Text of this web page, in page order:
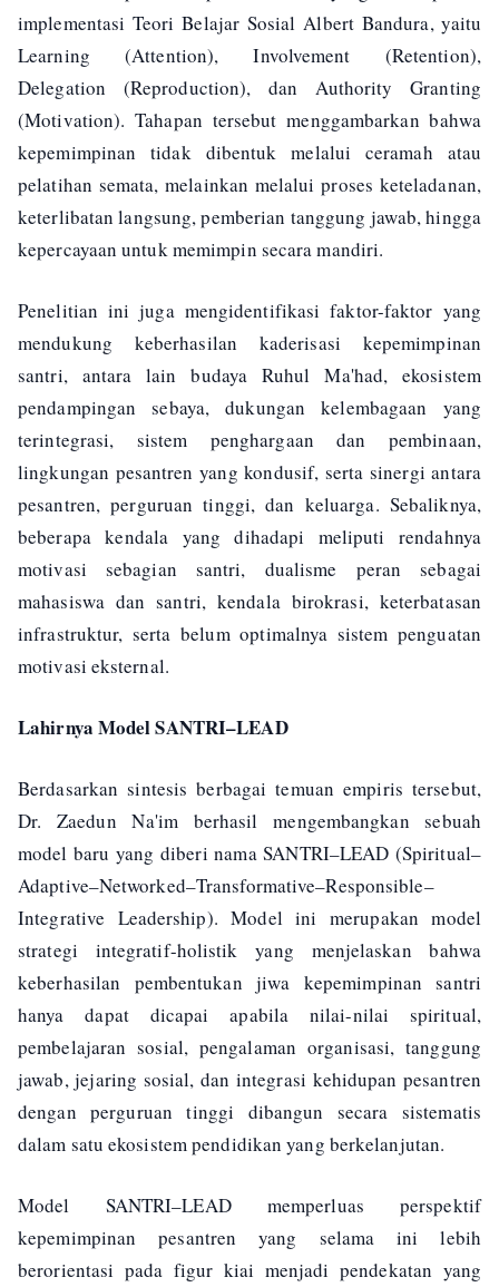
implementasi Teori Belajar Sosial Albert Bandura, yaitu
Learning (Attention), Involvement (Retention),
Delegation (Reproduction), dan Authority Granting
(Motivation). Tahapan tersebut menggambarkan bahwa
kepemimpinan tidak dibentuk melalui ceramah atau
pelatihan semata, melainkan melalui proses keteladanan,
keterlibatan langsung, pemberian tanggung jawab, hingga
kepercayaan untuk memimpin secara mandiri.
Penelitian ini juga mengidentifikasi faktor-faktor yang
mendukung keberhasilan kaderisasi kepemimpinan
santri, antara lain budaya Ruhul Ma'had, ekosistem
pendampingan sebaya, dukungan kelembagaan yang
terintegrasi, sistem penghargaan dan pembinaan,
lingkungan pesantren yang kondusif, serta sinergi antara
pesantren, perguruan tinggi, dan keluarga. Sebaliknya,
beberapa kendala yang dihadapi meliputi rendahnya
motivasi sebagian santri, dualisme peran sebagai
mahasiswa dan santri, kendala birokrasi, keterbatasan
infrastruktur, serta belum optimalnya sistem penguatan
motivasi eksternal.
Lahirnya Model SANTRI–LEAD
Berdasarkan sintesis berbagai temuan empiris tersebut,
Dr. Zaedun Na'im berhasil mengembangkan sebuah
model baru yang diberi nama SANTRI–LEAD (Spiritual–
Adaptive–Networked–Transformative–Responsible–
Integrative Leadership). Model ini merupakan model
strategi integratif-holistik yang menjelaskan bahwa
keberhasilan pembentukan jiwa kepemimpinan santri
hanya dapat dicapai apabila nilai-nilai spiritual,
pembelajaran sosial, pengalaman organisasi, tanggung
jawab, jejaring sosial, dan integrasi kehidupan pesantren
dengan perguruan tinggi dibangun secara sistematis
dalam satu ekosistem pendidikan yang berkelanjutan.
Model SANTRI–LEAD memperluas perspektif
kepemimpinan pesantren yang selama ini lebih
berorientasi pada figur kiai menjadi pendekatan yang